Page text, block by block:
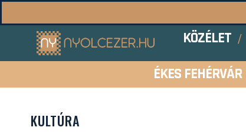
KÖZÉLET
ÉKES FEHÉRVÁR
KULTÚRA